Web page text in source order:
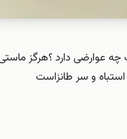
عوارضی دارد ؟هرگز
و سر طانزاست